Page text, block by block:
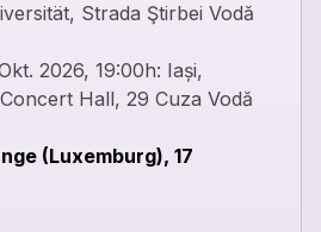
Strada Ştirbei Vodă
2026, 19:00h: Iași,
Hall, 29 Cuza Vodă
(Luxemburg), 17